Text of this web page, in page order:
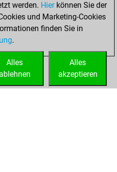
April
created
account
werden. Hierkönnen Sie der
und Marketing-Cookies
finden Sie in
.
Alles
akzeptieren
Alles
ablehnen